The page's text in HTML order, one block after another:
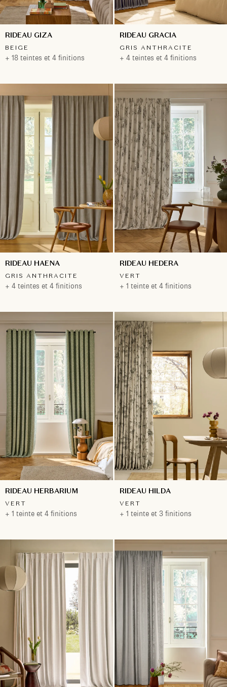
RIDEAU GIZA
BEIGE
+ 18 teintes et 4 finitions
RIDEAU GRACIA
GRIS ANTHRACITE
+ 4 teintes et 4 finitions
RIDEAU HAENA
GRIS ANTHRACITE
+ 4 teintes et 4 finitions
RIDEAU HEDERA
VERT
+ 1 teinte et 4 finitions
RIDEAU HERBARIUM
VERT
+ 1 teinte et 4 finitions
RIDEAU HILDA
VERT
+ 1 teinte et 3 finitions